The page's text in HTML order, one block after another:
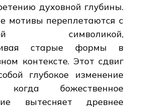
духовной глубины.
мотивы переплетаются с
символикой,
старые формы в
контексте. Этот сдвиг
глубокое изменение
когда божественное
вытесняет древнее